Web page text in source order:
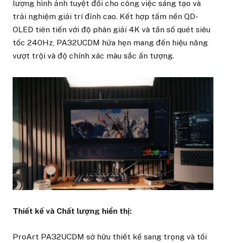
lượng hình ảnh tuyệt đối cho công việc sáng tạo và
trải nghiệm giải trí đỉnh cao. Kết hợp tấm nền QD-
OLED tiên tiến với độ phân giải 4K và tần số quét siêu
tốc 240Hz, PA32UCDM hứa hẹn mang đến hiệu năng
vượt trội và độ chính xác màu sắc ấn tượng.
Thiết kế và Chất lượng hiển thị:
ProArt PA32UCDM sở hữu thiết kế sang trọng và tối